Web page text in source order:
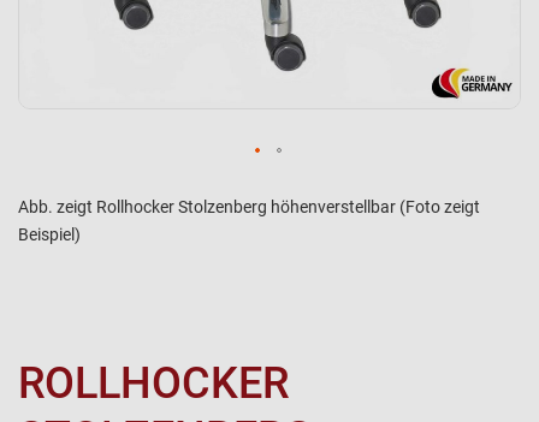
Abb. zeigt Rollhocker Stolzenberg höhenverstellbar (Foto zeigt
Beispiel)
ROLLHOCKER